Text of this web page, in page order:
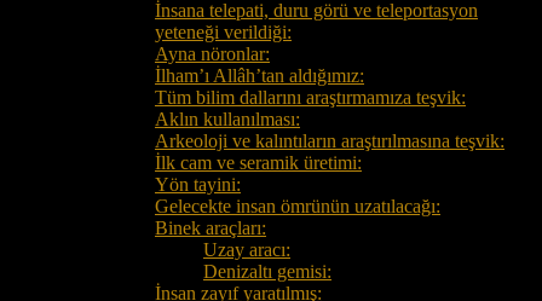
İnsana telepati, duru görü ve teleportasyon
yeteneği verildiği:
Ayna nöronlar:
İlham’ı Allâh’tan aldığımız:
Tüm bilim dallarını araştırmamıza teşvik:
Aklın kullanılması:
Arkeoloji ve kalıntıların araştırılmasına teşvik:
İlk cam ve seramik üretimi:
Yön tayini:
Gelecekte insan ömrünün uzatılacağı:
Binek araçları:
Uzay aracı:
Denizaltı gemisi:
İnsan zayıf yaratılmış: